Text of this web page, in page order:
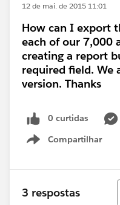
12 de mai. de 2015 11:01
How can I export
each of our 7,000
creating a report
required field. We
version. Thanks
0 curtidas
Compartilhar
Show menu
3 respostas